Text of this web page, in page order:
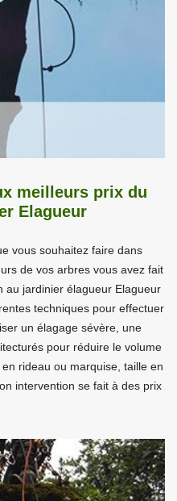
meilleurs prix du
Elagueur
vous souhaitez faire dans
de vos arbres vous avez fait
au jardinier élagueur Elagueur
techniques pour effectuer
un élagage sévère, une
pour réduire le volume
rideau ou marquise, taille en
intervention se fait à des prix